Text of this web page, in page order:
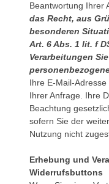
Beantwortung Ihrer
das Recht, aus
besonderen
Art. 6 Abs. 1 lit. f
Verarbeitungen
Ihre E-Mail-
Ihrer Anfrage. Ihre
Beachtung
sofern Sie der
Nutzung nicht
Erhebung und
Widerrufsbuttons